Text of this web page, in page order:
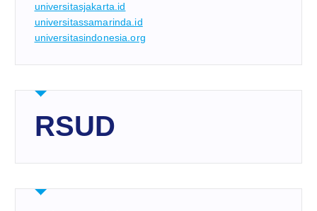
universitasjakarta.id
universitassamarinda.id
universitasindonesia.org
RSUD